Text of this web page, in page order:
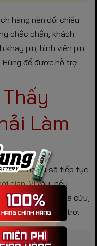
hàng nên đối chiếu
chắc chắn, khách
khay pin, hình viên pin
Hùng để được hỗ trợ
Làm
của công cụ sẽ tiếp tục
gian. Vì vậy, nếu
model cần tra cứu,
để được hỗ trợ.